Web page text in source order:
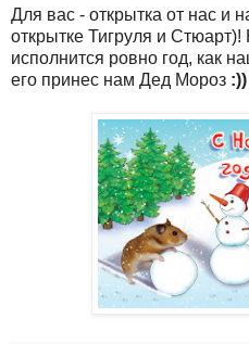
Для вас - открытка от нас и
открытке Тигруля и Стюарт)!
исполнится ровно год, как
его принес нам Дед Мороз :))